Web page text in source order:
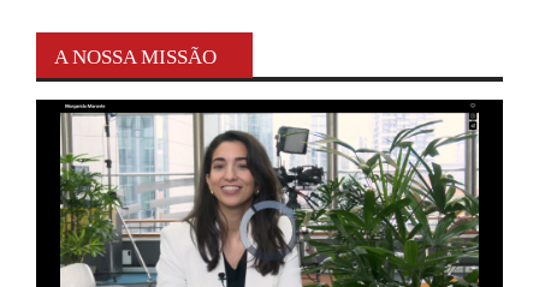
A NOSSA MISSÃO